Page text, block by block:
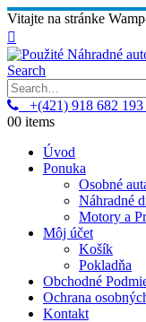
Vitajte na stránke
Search
+(421) 918 682 193
00 items
Úvod
Ponuka
Osobné
Náhradné
Motory a
Môj účet
Košík
Pokladňa
Obchodné
Ochrana
Kontakt